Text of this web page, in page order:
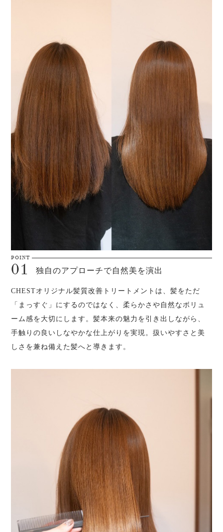
独自のアプローチで自然美を演出
CHESTオリジナル髪質改善トリートメントは、髪をただ
「まっすぐ」にするのではなく、柔らかさや自然なボリュ
ーム感を大切にします。髪本来の魅力を引き出しながら、
手触りの良いしなやかな仕上がりを実現。扱いやすさと美
しさを兼ね備えた髪へと導きます。